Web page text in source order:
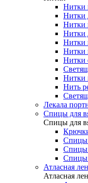
Нитки
Нитки
Нитки
Нитки
Нитки
Нитки
Нитки
Нитки
Нить
Лекала
Спицы для
Спицы для
Спицы
Спицы
Спицы
Атласная
Атласная